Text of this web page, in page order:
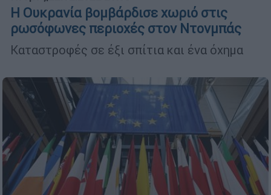
Η Ουκρανία βομβάρδισε χωριό στις
ρωσόφωνες περιοχές στον Ντονμπάς
Καταστροφές σε έξι σπίτια και ένα όχημα